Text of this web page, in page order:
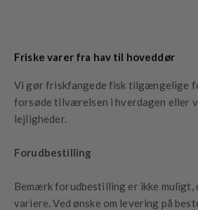
Friske varer fra hav til hoveddør
Vi gør friskfangede fisk tilgængelige
forsøde tilværelsen i hverdagen eller
lejligheder.
Forudbestilling
Bemærk forudbestilling er ikke muligt,
variere. Ved ønske om levering på